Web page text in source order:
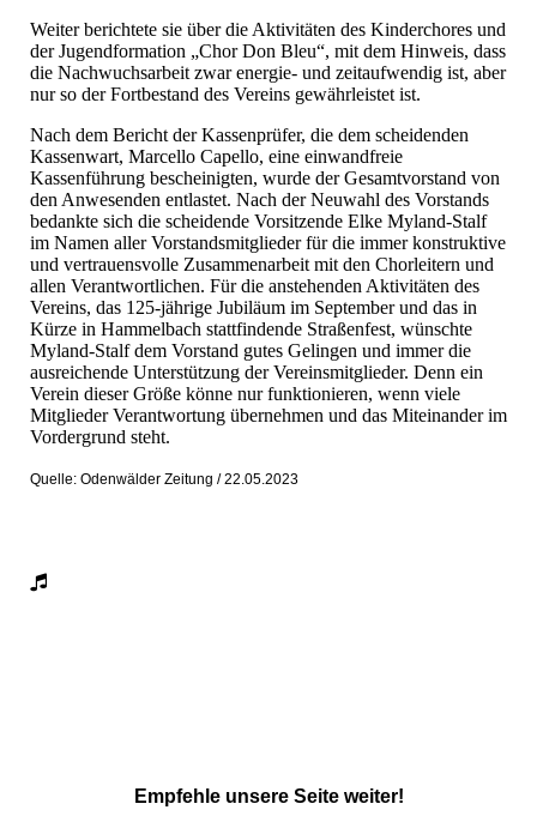
Weiter berichtete sie über die Aktivitäten des Kinderchores und
der Jugendformation „Chor Don Bleu“, mit dem Hinweis, dass
die Nachwuchsarbeit zwar energie- und zeitaufwendig ist, aber
nur so der Fortbestand des Vereins gewährleistet ist.
Nach dem Bericht der Kassenprüfer, die dem scheidenden
Kassenwart, Marcello Capello, eine einwandfreie
Kassenführung bescheinigten, wurde der Gesamtvorstand von
den Anwesenden entlastet. Nach der Neuwahl des Vorstands
bedankte sich die scheidende Vorsitzende Elke Myland-Stalf
im Namen aller Vorstandsmitglieder für die immer konstruktive
und vertrauensvolle Zusammenarbeit mit den Chorleitern und
allen Verantwortlichen. Für die anstehenden Aktivitäten des
Vereins, das 125-jährige Jubiläum im September und das in
Kürze in Hammelbach stattfindende Straßenfest, wünschte
Myland-Stalf dem Vorstand gutes Gelingen und immer die
ausreichende Unterstützung der Vereinsmitglieder. Denn ein
Verein dieser Größe könne nur funktionieren, wenn viele
Mitglieder Verantwortung übernehmen und das Miteinander im
Vordergrund steht.
Quelle: Odenwälder Zeitung / 22.05.2023
Empfehle unsere Seite weiter!